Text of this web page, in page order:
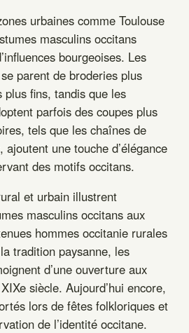
urbaines comme Toulouse
masculins occitans
bourgeoises. Les
parent de broderies plus
fins, tandis que les
parfois des coupes plus
tels que les chaînes de
une touche d’élégance
des motifs occitans.
et urbain illustrent
masculins occitans aux
hommes occitanie rurales
tradition paysanne, les
d’une ouverture aux
siècle. Aujourd’hui encore,
lors de fêtes folkloriques et
de l’identité occitane.